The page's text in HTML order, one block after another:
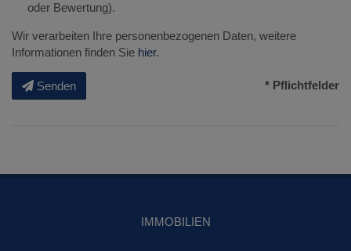
oder Bewertung).
Wir verarbeiten Ihre personenbezogenen Daten, weitere
Informationen finden Sie hier.
Senden * Pflichtfelder
IMMOBILIEN